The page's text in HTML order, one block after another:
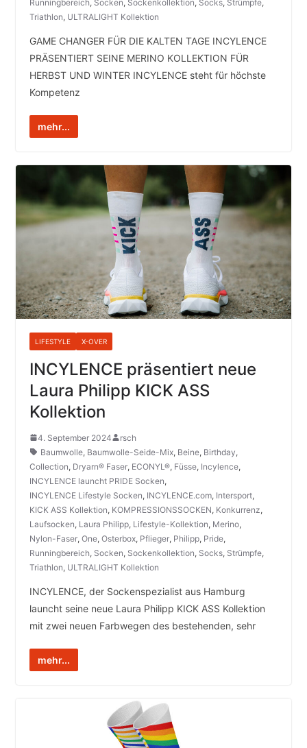
Runningbereich, Socken, Sockenkollektion, Socks, Strümpfe,
Triathlon, ULTRALIGHT Kollektion
GAME CHANGER FÜR DIE KALTEN TAGE INCYLENCE
PRÄSENTIERT SEINE MERINO KOLLEKTION FÜR
HERBST UND WINTER INCYLENCE steht für höchste
Kompetenz
mehr...
LIFESTYLE X-OVER
INCYLENCE präsentiert neue
Laura Philipp KICK ASS
Kollektion
4. September 2024
rsch
Baumwolle, Baumwolle-Seide-Mix, Beine, Birthday,
Collection, Dryarn® Faser, ECONYL®, Füsse, Incylence,
INCYLENCE launcht PRIDE Socken,
INCYLENCE Lifestyle Socken, INCYLENCE.com, Intersport,
KICK ASS Kollektion, KOMPRESSIONSSOCKEN, Konkurrenz,
Laufsocken, Laura Philipp, Lifestyle-Kollektion, Merino,
Nylon-Faser, One, Osterbox, Pflieger, Philipp, Pride,
Runningbereich, Socken, Sockenkollektion, Socks, Strümpfe,
Triathlon, ULTRALIGHT Kollektion
INCYLENCE, der Sockenspezialist aus Hamburg
launcht seine neue Laura Philipp KICK ASS Kollektion
mit zwei neuen Farbwegen des bestehenden, sehr
mehr...